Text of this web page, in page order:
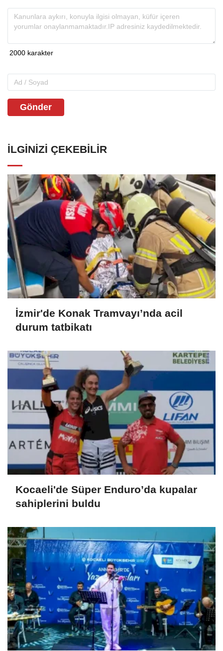
Gönder
İLGINIZI ÇEKEBILIR
İzmir'de Konak Tramvayı’nda acil
durum tatbikatı
Kocaeli'de Süper Enduro’da kupalar
sahiplerini buldu